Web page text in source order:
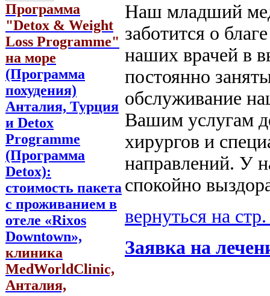
Программа
"Detox & Weight
Loss Programme"
на море
(Программа
похудения)
Анталия, Турция
и Detox
Programme
(Программа
Detox):
стоимость пакета
с проживанием в
отеле «Rixos
Downtown»,
клиника
MedWorldClinic,
Анталия,
Наш младший
заботится о
наших врачей в
постоянно
обслуживание
Вашим услугам
хирургов и
направлений. У
спокойно
вернуться на
Заявка на